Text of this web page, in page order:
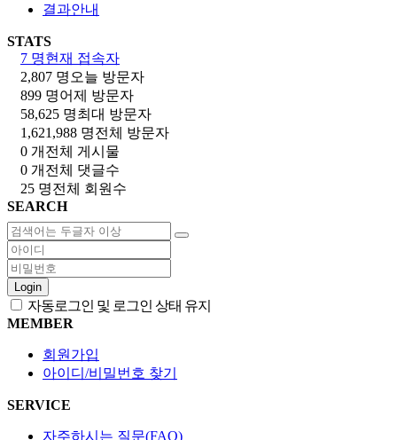
결과안내
STATS
7 명현재 접속자
2,807 명오늘 방문자
899 명어제 방문자
58,625 명최대 방문자
1,621,988 명전체 방문자
0 개 전체 게시물
0 개 전체 댓글수
25 명전체 회원수
SEARCH
Login
자동로그인 및 로그인 상태 유지
MEMBER
회원가입
아이디/비밀번호 찾기
SERVICE
자주하시는 질문(FAQ)